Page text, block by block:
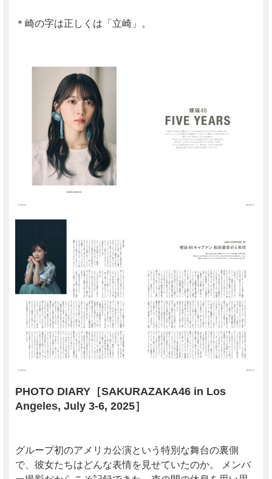
＊崎の字は正しくは「立崎」。
PHOTO DIARY［SAKURAZAKA46 in Los
Angeles, July 3-6, 2025］
グループ初のアメリカ公演という特別な舞台の裏側
で、彼女たちはどんな表情を見せていたのか。 メンバ